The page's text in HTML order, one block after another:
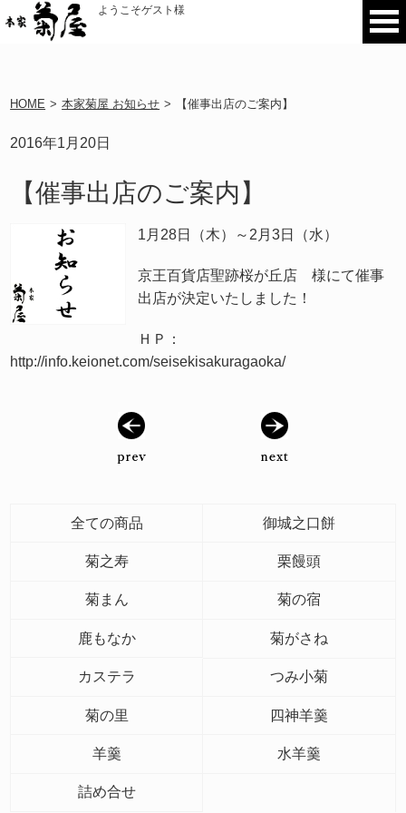
ようこそゲスト様
HOME > 本家菊屋 お知らせ > 【催事出店のご案内】
2016年1月20日
【催事出店のご案内】
1月28日（木）～2月3日（水）
京王百貨店聖跡桜が丘店 様にて催事
出店が決定いたしました！
ＨＰ：
http://info.keionet.com/seisekisakuragaoka/
全ての商品 御城之口餅
菊之寿 栗饅頭
菊まん 菊の宿
鹿もなか 菊がさね
カステラ つみ小菊
菊の里 四神羊羹
羊羹 水羊羹
詰め合せ